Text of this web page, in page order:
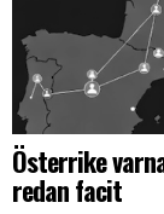
Österrike
redan facit